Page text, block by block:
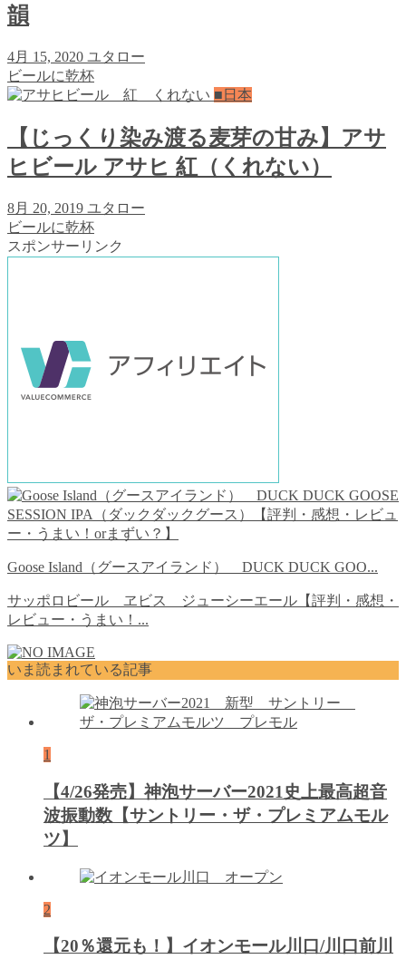
韻
4月 15, 2020 ユタロー
ビールに乾杯
■日本
【じっくり染み渡る麦芽の甘み】アサ
ヒビール アサヒ 紅（くれない）
8月 20, 2019 ユタロー
ビールに乾杯
スポンサーリンク
Goose Island（グースアイランド） DUCK DUCK GOO...
サッポロビール ヱビス ジューシーエール【評判・感想・
レビュー・うまい！...
いま読まれている記事
1
【4/26発売】神泡サーバー2021史上最高超音
波振動数【サントリー・ザ・プレミアムモル
ツ】
2
【20％還元も！】イオンモール川口/川口前川